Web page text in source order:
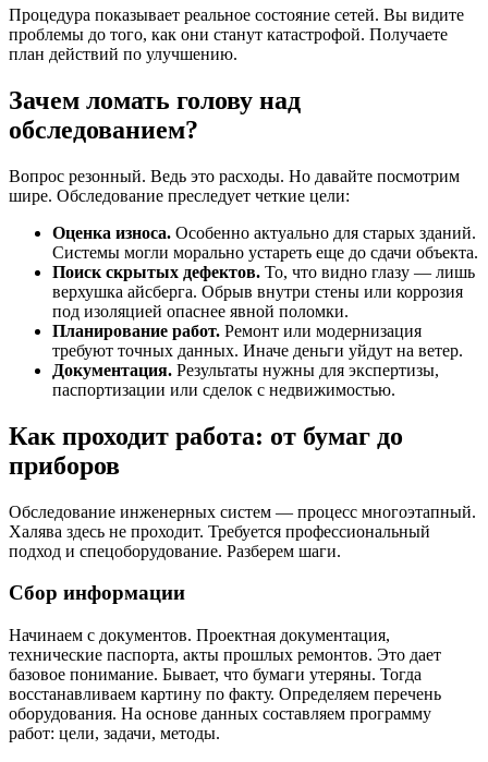
Процедура показывает реальное состояние сетей. Вы видите
проблемы до того, как они станут катастрофой. Получаете
план действий по улучшению.
Зачем ломать голову над
обследованием?
Вопрос резонный. Ведь это расходы. Но давайте посмотрим
шире. Обследование преследует четкие цели:
Оценка износа. Особенно актуально для старых зданий.
Системы могли морально устареть еще до сдачи объекта.
Поиск скрытых дефектов. То, что видно глазу — лишь
верхушка айсберга. Обрыв внутри стены или коррозия
под изоляцией опаснее явной поломки.
Планирование работ. Ремонт или модернизация
требуют точных данных. Иначе деньги уйдут на ветер.
Документация. Результаты нужны для экспертизы,
паспортизации или сделок с недвижимостью.
Как проходит работа: от бумаг до
приборов
Обследование инженерных систем — процесс многоэтапный.
Халява здесь не проходит. Требуется профессиональный
подход и спецоборудование. Разберем шаги.
Сбор информации
Начинаем с документов. Проектная документация,
технические паспорта, акты прошлых ремонтов. Это дает
базовое понимание. Бывает, что бумаги утеряны. Тогда
восстанавливаем картину по факту. Определяем перечень
оборудования. На основе данных составляем программу
работ: цели, задачи, методы.